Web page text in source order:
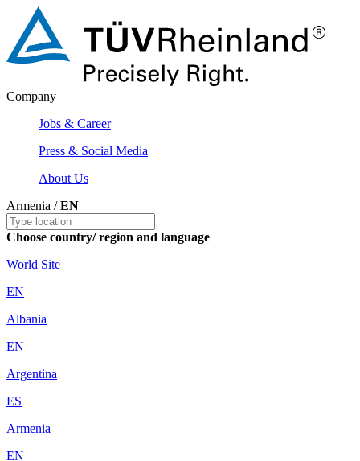
Company
Jobs & Career
Press & Social Media
About Us
Armenia /EN
Choose country/ region and language
World Site
EN
Albania
EN
Argentina
ES
Armenia
EN